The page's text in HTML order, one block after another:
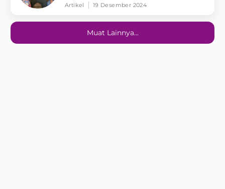
Artikel 19 Desember 2024
Muat Lainnya...